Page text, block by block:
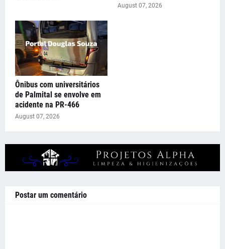
August 07, 2026
Ônibus com universitários
de Palmital se envolve em
acidente na PR-466
August 07, 2026
Postar um comentário